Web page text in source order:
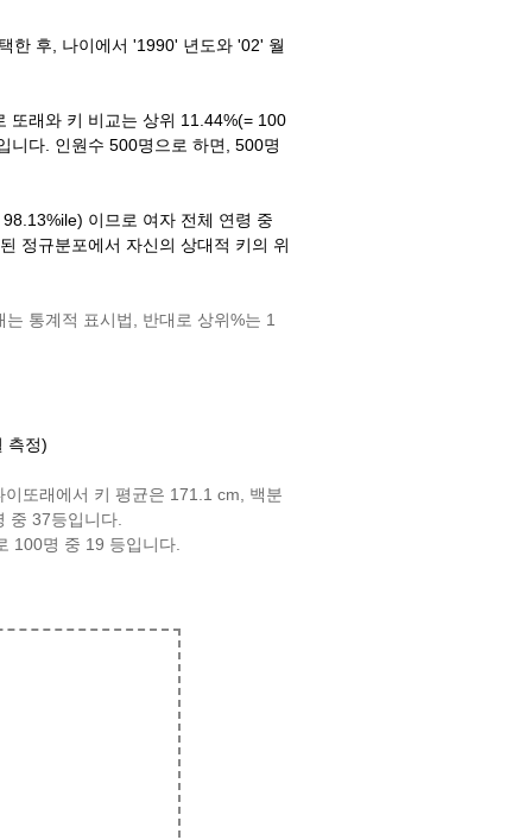
한 후, 나이에서 '1990' 년도와 '02' 월
또래와 키 비교는 상위 11.44%(= 100
니다. 인원수 500명으로 하면, 500명
이므로 여자 전체 연령 중
정규분포에서 자신의 상대적 키의 위
통계적 표시법, 반대로 상위%는 1
측정)
또래에서 키 평균은 171.1 cm, 백분
중 37등입니다.
100명 중 19 등입니다.